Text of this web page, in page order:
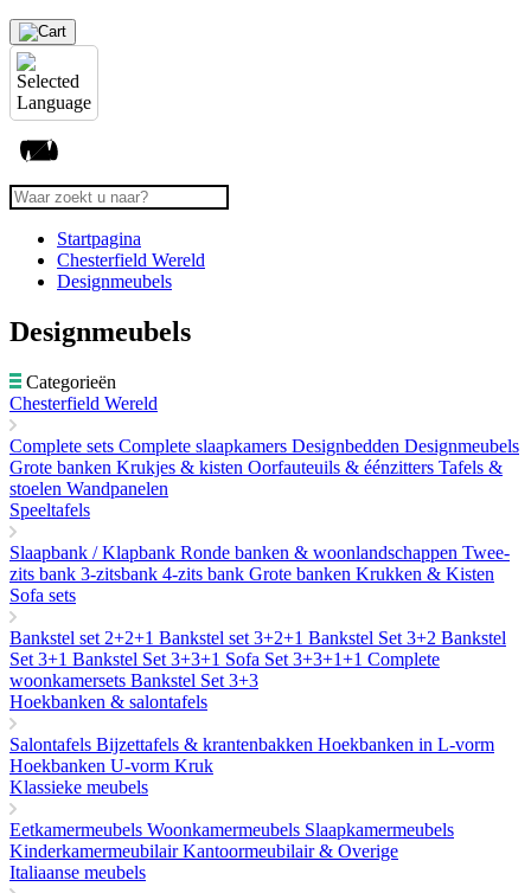
Startpagina
Chesterfield Wereld
Designmeubels
Designmeubels
Categorieën
Chesterfield Wereld
Complete sets Complete slaapkamers Designbedden Designmeubels
Grote banken Krukjes & kisten Oorfauteuils & éénzitters Tafels &
stoelen Wandpanelen
Speeltafels
Slaapbank / Klapbank Ronde banken & woonlandschappen Twee-
zits bank 3-zitsbank 4-zits bank Grote banken Krukken & Kisten
Sofa sets
Bankstel set 2+2+1 Bankstel set 3+2+1 Bankstel Set 3+2 Bankstel
Set 3+1 Bankstel Set 3+3+1 Sofa Set 3+3+1+1 Complete
woonkamersets Bankstel Set 3+3
Hoekbanken & salontafels
Salontafels Bijzettafels & krantenbakken Hoekbanken in L-vorm
Hoekbanken U-vorm Kruk
Klassieke meubels
Eetkamermeubels Woonkamermeubels Slaapkamermeubels
KinderkamermeubilairKantoormeubilair & Overige
Italiaanse meubels